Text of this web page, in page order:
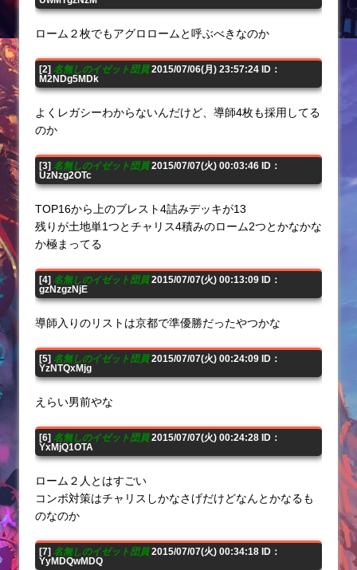
ローム２枚でもアグロロームと呼ぶべきなのか
[2] 名無しのイゼット団員2015/07/06(月) 23:57:24 ID：
M2NDg5MDk
よくレガシーわからないんだけど、導師4枚も採用してる
のか
[3] 名無しのイゼット団員2015/07/07(火) 00:03:46 ID：
UzNzg2OTc
TOP16から上のブレスト4詰みデッキが13
残りが土地単1つとチャリス4積みのローム2つとかなかな
か極まってる
[4] 名無しのイゼット団員2015/07/07(火) 00:13:09 ID：
gzNzgzNjE
導師入りのリストは京都で準優勝だったやつかな
[5] 名無しのイゼット団員2015/07/07(火) 00:24:09 ID：
YzNTQxMjg
えらい男前やな
[6] 名無しのイゼット団員2015/07/07(火) 00:24:28 ID：
YxMjQ1OTA
ローム２人とはすごい
コンボ対策はチャリスしかなさげだけどなんとかなるも
のなのか
[7] 名無しのイゼット団員2015/07/07(火) 00:34:18 ID：
YyMDQwMDQ